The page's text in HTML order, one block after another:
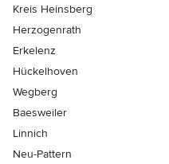
Kreis Heinsberg
Herzogenrath
Erkelenz
Hückelhoven
Wegberg
Baesweiler
Linnich
Neu-Pattern